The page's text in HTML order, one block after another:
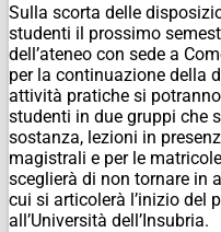
Sulla scorta delle
studenti il prossimo
dell’ateneo con sede a
per la continuazione della
attività pratiche si
studenti in due gruppi che
sostanza, lezioni in
magistrali e per le
sceglierà di non tornare in
cui si articolerà l’inizio del
all’Università dell’Insubria.